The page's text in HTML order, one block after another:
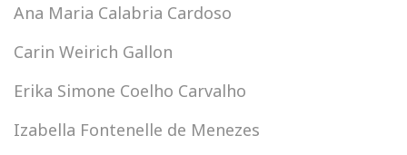
Ana Maria Calabria Cardoso
Carin Weirich Gallon
Erika Simone Coelho Carvalho
Izabella Fontenelle de Menezes